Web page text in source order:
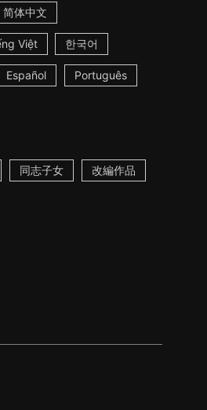
简体中文
Việt 한국어
Español Português
同志子女 改編作品